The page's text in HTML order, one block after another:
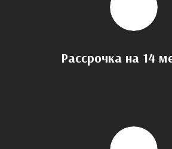
Рассрочка на 14